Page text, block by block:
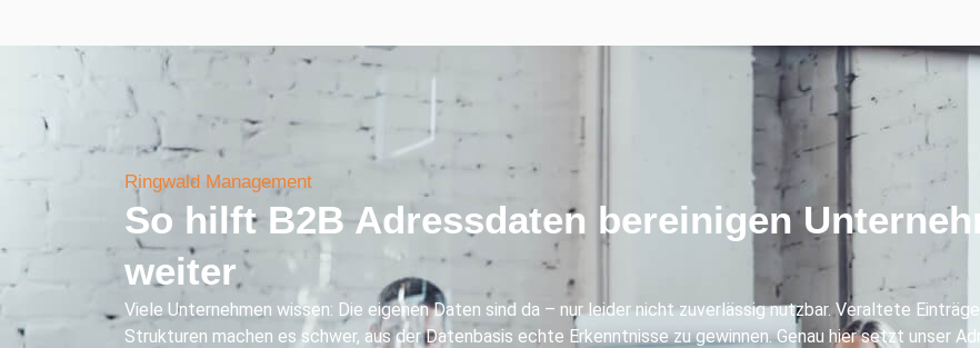
Ringwald Management
So hilft B2B Adressdaten bereinigen
weiter
Viele Unternehmen wissen: Die eigenen Daten sind da – nur leider nicht zuverlässig nutzbar. Veraltete
Strukturen machen es schwer, aus der Datenbasis echte Erkenntnisse zu gewinnen. Genau hier setzt unser